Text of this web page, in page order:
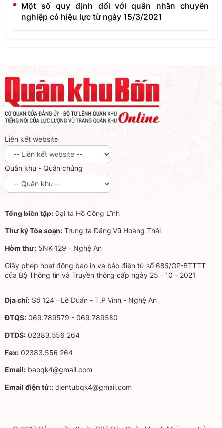
Một số quy định đối với quân nhân chuyên
nghiệp có hiệu lực từ ngày 15/3/2021
Liên kết website
Quân khu - Quân chủng
Tổng biên tập:Đại tá Hồ Công Lĩnh
Thư ký Tòa soạn: Trung tá Đặng Vũ Hoàng Thái
Hòm thư: 5NK-129 - Nghệ An
Giấy phép hoạt động báo in và báo điện tử số 685/GP-BTTTT
của Bộ Thông tin và Truyền thông cấp ngày 25 - 10 - 2021
Địa chỉ: Số 124 - Lê Duẩn - T.P Vinh - Nghệ An
ĐTQS: 069.789579 - 069.789580
ĐTDS: 02383.556 264
Fax: 02383.556 264
Email: baoqk4@gmail.com
Email điện tử:: dientubqk4@gmail.com